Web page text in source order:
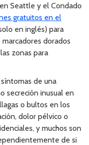
Seattle y el Condado
gratuitos en el
en inglés) para
dorados
zonas para
de una
secreción inusual en
o bultos en los
dolor pélvico o
y muchos son
de si